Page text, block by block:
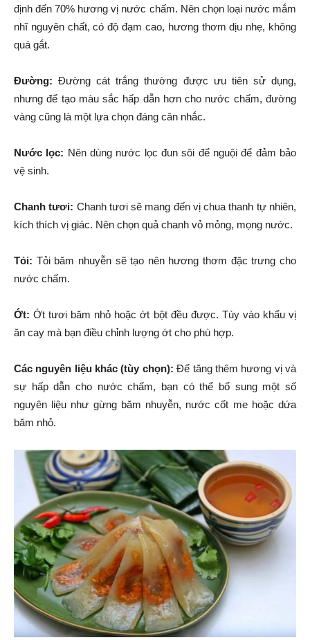
định đến 70% hương vị nước chấm. Nên chọn loại nước mắm
nhĩ nguyên chất, có độ đạm cao, hương thơm dịu nhẹ, không
quá gắt.
Đường: Đường cát trắng thường được ưu tiên sử dụng,
nhưng để tạo màu sắc hấp dẫn hơn cho nước chấm, đường
vàng cũng là một lựa chọn đáng cân nhắc.
Nước lọc: Nên dùng nước lọc đun sôi để nguội để đảm bảo
vệ sinh.
Chanh tươi: Chanh tươi sẽ mang đến vị chua thanh tự nhiên,
kích thích vị giác. Nên chọn quả chanh vỏ mỏng, mọng nước.
Tỏi: Tỏi băm nhuyễn sẽ tạo nên hương thơm đặc trưng cho
nước chấm.
Ớt: Ớt tươi băm nhỏ hoặc ớt bột đều được. Tùy vào khẩu vị
ăn cay mà bạn điều chỉnh lượng ớt cho phù hợp.
Các nguyên liệu khác (tùy chọn): Để tăng thêm hương vị và
sự hấp dẫn cho nước chấm, bạn có thể bổ sung một số
nguyên liệu như gừng băm nhuyễn, nước cốt me hoặc dứa
băm nhỏ.